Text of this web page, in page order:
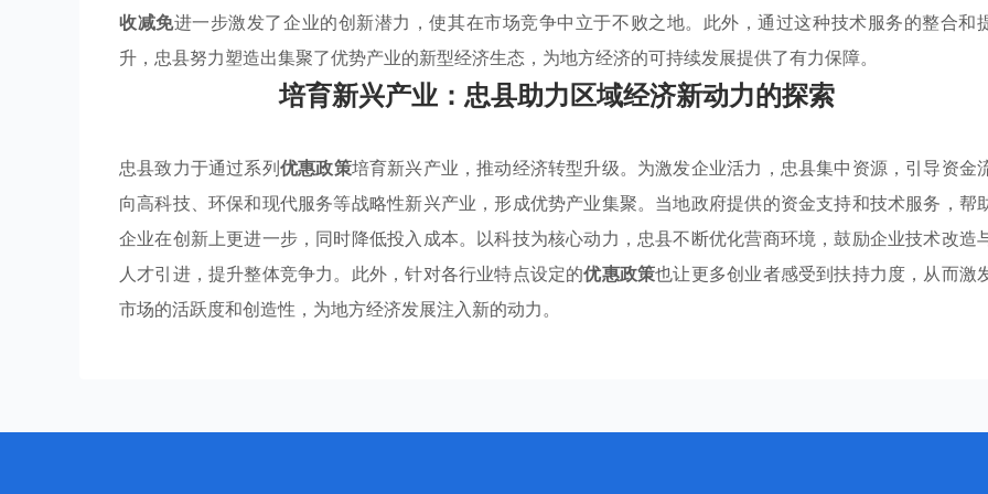
收减免进一步激发了企业的创新潜力，使其在市场竞争中立于不败之地。此外，通过这种技术服务的整合和
升，忠县努力塑造出集聚了优势产业的新型经济生态，为地方经济的可持续发展提供了有力保障。
培育新兴产业：忠县助力区域经济新动力的探索
忠县致力于通过系列优惠政策培育新兴产业，推动经济转型升级。为激发企业活力，忠县集中资源，引导资金
向高科技、环保和现代服务等战略性新兴产业，形成优势产业集聚。当地政府提供的资金支持和技术服务，帮
企业在创新上更进一步，同时降低投入成本。以科技为核心动力，忠县不断优化营商环境，鼓励企业技术改造
人才引进，提升整体竞争力。此外，针对各行业特点设定的优惠政策也让更多创业者感受到扶持力度，从而激
市场的活跃度和创造性，为地方经济发展注入新的动力。